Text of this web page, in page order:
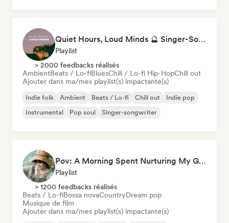
Quiet Hours, Loud Minds 🔮 Singer-Songwriter, Bedroom Pop & Dream Pop
Playlist
> 2000 feedbacks réalisés
AmbientBeats / Lo-fiBluesChill / Lo-fi Hip-HopChill out
Ajouter dans ma/mes playlist(s) impactante(s)
Indie folk Ambient Beats / Lo-fi Chill out
Indie pop
Instrumental
Pop soul Singer-songwriter
Pov: A Morning Spent Nurturing My Garden
Playlist
> 1200 feedbacks réalisés
Beats / Lo-fiBossa novaCountryDream pop
Musique de film
Ajouter dans ma/mes playlist(s) impactante(s)